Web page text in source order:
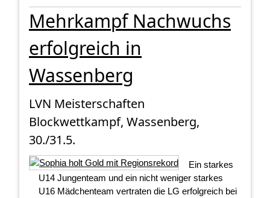
Mehrkampf Nachwuchs
erfolgreich in
Wassenberg
LVN Meisterschaften
Blockwettkampf, Wassenberg,
30./31.5.
Ein starkes
U14 Jungenteam und ein nicht weniger starkes
U16 Mädchenteam vertraten die LG erfolgreich bei